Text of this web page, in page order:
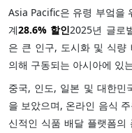
Asia Pacific은 유령 부엌을
계28.6% 할인2025년 글로
은 큰 인구, 도시화 및 식량
의해 구동되는 아시아에 있
중국, 인도, 일본 및 대한민
을 보았으며, 온라인 음식
신적인 식품 배달 플랫폼